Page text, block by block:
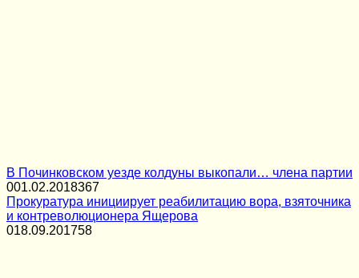
В Починковском уезде колдуны выкопали… члена партии
001.02.2018367
Прокуратура инициирует реабилитацию вора, взяточника
и контреволюционера Ящерова
018.09.201758